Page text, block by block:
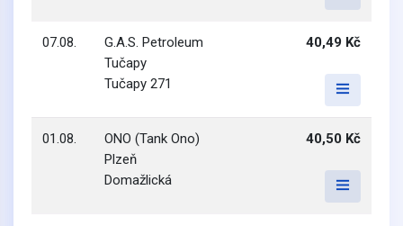
07.08.
G.A.S. Petroleum
Tučapy
Tučapy 271
40,49 Kč
01.08.
ONO (Tank Ono)
Plzeň
Domažlická
40,50 Kč